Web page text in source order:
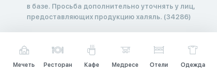
в базе. Просьба дополнительно уточнять у лиц,
предоставляющих продукцию халяль. (34286)
Мечеть Ресторан Кафе Медресе Отели Одежда